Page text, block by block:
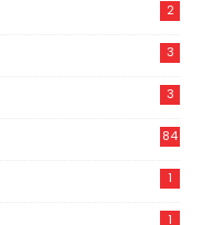
2
3
3
84
1
1